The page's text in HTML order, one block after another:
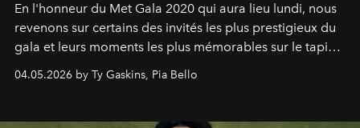
En l'honneur du Met Gala 2020 qui aura lieu lundi, nous
revenons sur certains des invités les plus prestigieux du
gala et leurs moments les plus mémorables sur le tapis
04.05.2026 by Ty Gaskins, Pia Bello